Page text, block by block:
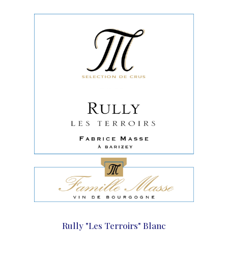
Rully "Les Terroirs" Blanc